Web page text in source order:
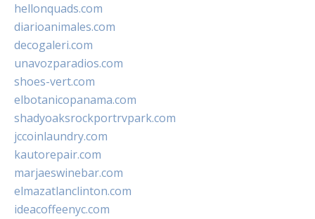
hellonquads.com
diarioanimales.com
decogaleri.com
unavozparadios.com
shoes-vert.com
elbotanicopanama.com
shadyoaksrockportrvpark.com
jccoinlaundry.com
kautorepair.com
marjaeswinebar.com
elmazatlanclinton.com
ideacoffeenyc.com